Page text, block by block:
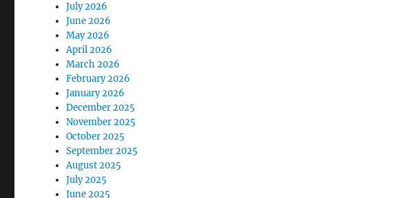
July 2026
June 2026
May 2026
April 2026
March 2026
February 2026
January 2026
December 2025
November 2025
October 2025
September 2025
August 2025
July 2025
June 2025